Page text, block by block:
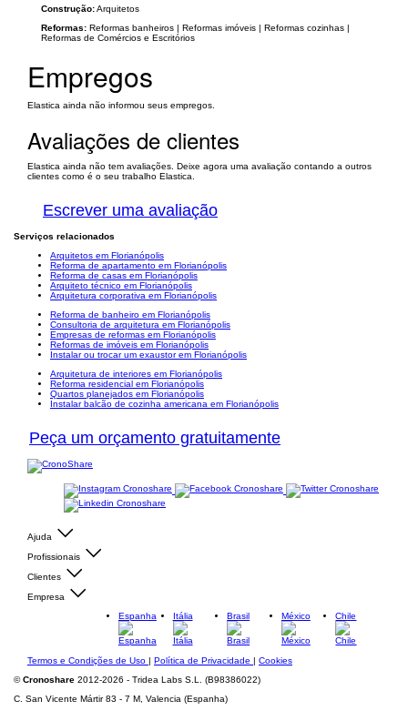
Construção:Arquitetos
Reformas: Reformas banheiros | Reformas imóveis | Reformas cozinhas |
Reformas de Comércios e Escritórios
Empregos
Elastica ainda não informou seus empregos.
Avaliações de clientes
Elastica ainda não tem avaliações. Deixe agora uma avaliação contando a outros
clientes como é o seu trabalho Elastica.
Escrever uma avaliação
Serviços relacionados
Arquitetos em Florianópolis
Reforma de apartamento em Florianópolis
Reforma de casas em Florianópolis
Arquiteto técnico em Florianópolis
Arquitetura corporativa em Florianópolis
Reforma de banheiro em Florianópolis
Consultoria de arquitetura em Florianópolis
Empresas de reformas em Florianópolis
Reformas de imóveis em Florianópolis
Instalar ou trocar um exaustor em Florianópolis
Arquitetura de interiores em Florianópolis
Reforma residencial em Florianópolis
Quartos planejados em Florianópolis
Instalar balcão de cozinha americana em Florianópolis
Peça um orçamento gratuitamente
Ajuda
Profissionais
Clientes
Empresa
Espanha
Itália Brasil México Chile
Termos e Condições de Uso | Política de Privacidade | Cookies
©Cronoshare 2012-2026 - Tridea Labs S.L. (B98386022)
C. San Vicente Mártir 83 - 7 M, Valencia (Espanha)